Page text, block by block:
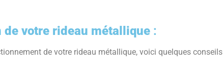
de votre rideau métallique :
de votre rideau métallique, voici quelques conseils